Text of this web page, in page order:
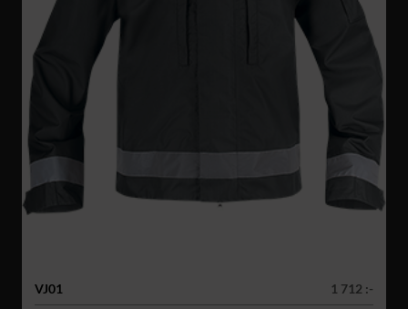
VJ01
1 712 :-